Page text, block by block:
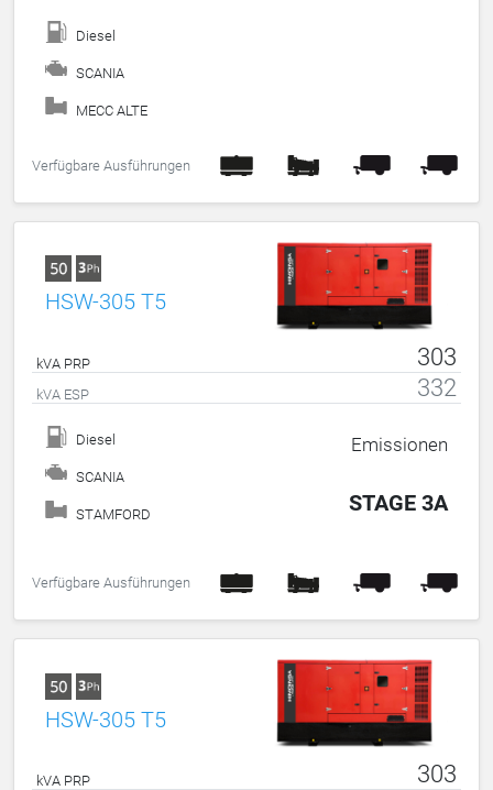
Diesel
SCANIA
MECC ALTE
Verfügbare Ausführungen
HSW-305 T5
kVA PRP 303
kVA ESP 332
Diesel
SCANIA
STAMFORD
Emissionen
STAGE 3A
Verfügbare Ausführungen
HSW-305 T5
kVA PRP 303